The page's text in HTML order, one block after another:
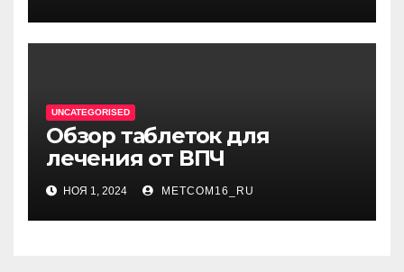
UNCATEGORISED
Обзор таблеток для
лечения от ВПЧ
НОЯ 1, 2024 METCOM16_RU